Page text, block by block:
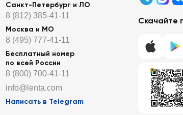
Санкт-Петербург и ЛО
8 (812) 385-41-11
Москва и МО
8 (495) 777-41-11
Бесплатный номер
по всей России
8 (800) 700-41-11
info@lenta.com
Написать в Telegram
Скачайте